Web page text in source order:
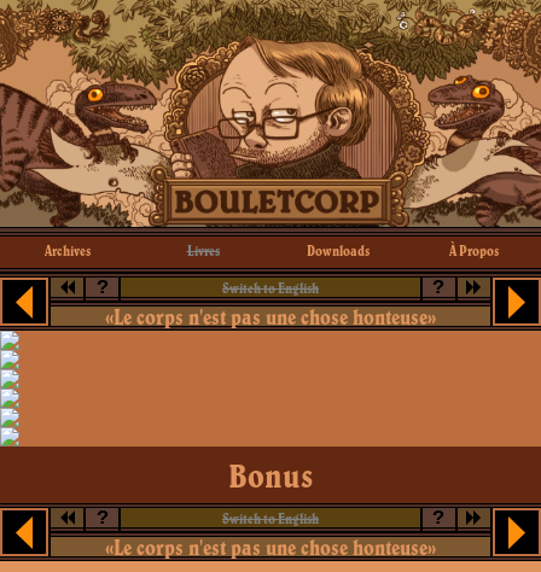
Archives Livres Downloads À Propos
? Switch to English ?
«Le corps n'est pas une chose honteuse»
Bonus
? Switch to English ?
«Le corps n'est pas une chose honteuse»